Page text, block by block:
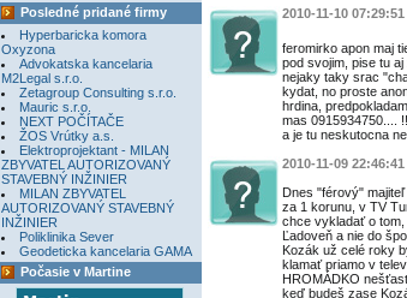
Posledné pridané firmy
Hyperbaricka komora
Oxyzona
Advokatska kancelaria
M2Legal s.r.o.
Zetagroup Consulting s.r.o.
Mauric s.r.o.
NEXT POČÍTAČE
ŽOS Vrútky a.s.
Elektroprojektant - MILAN
ZBYVATEL AUTORIZOVANÝ
STAVEBNÝ INŽINIER
MILAN ZBYVATEL
AUTORIZOVANÝ STAVEBNÝ
INŽINIER
Poliklinika Sever
Geodeticka kancelaria GAMA
Počasie v Martine
2010-11-10 07:29:51
feromirko apon maj
pod svojim, pise tu
nejaky taky srac
kydat, no proste
hrdina,
mas 0915934750....
a je tu neskutocna
2010-11-09 22:46:41
Dnes "férový"
za 1 korunu, v TV
chce vykladať o
Ľadoveň a nie do
Kozák už celé roky
klamať priamo v
HROMÁDKO
keď budeš zase